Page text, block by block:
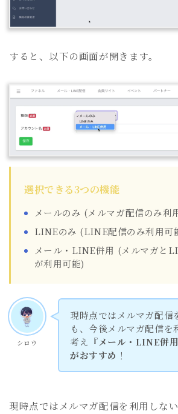
すると、以下の画面が開きます。
選択できる3つの機能
メールのみ (メルマガ配信のみ利
LINEのみ (LINE配信のみ利用可
メール・LINE併用 (メルマガと
が利用可能)
シロウ
現時点ではメルマガ配信
も、今後メルマガ配信を
考え 『メール・LINE併
がおすすめ ！
現時点ではメルマガ配信を利用しな